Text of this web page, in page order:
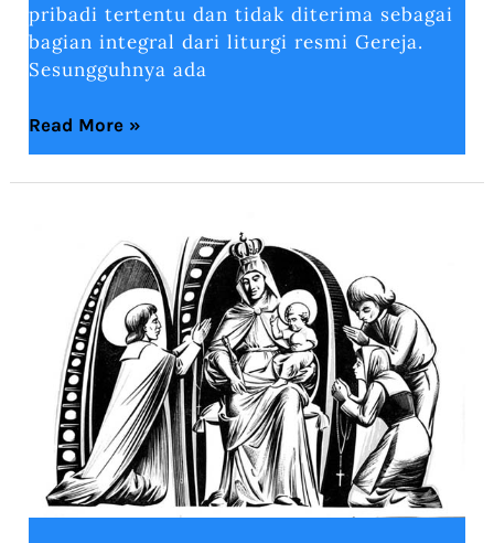
pribadi tertentu dan tidak diterima sebagai
bagian integral dari liturgi resmi Gereja.
Sesungguhnya ada
Read More »
Mariology
Devotion
Mary